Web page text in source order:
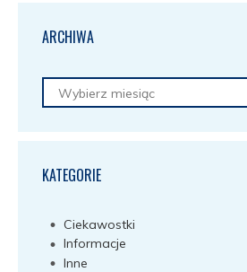
ARCHIWA
Archiwa
KATEGORIE
Ciekawostki
Informacje
Inne